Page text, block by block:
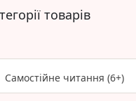
товарів
Самостійне читання (6+)